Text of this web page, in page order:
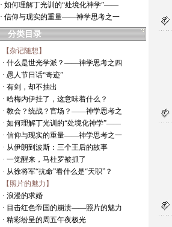
· 如何理解丁光训的“处境化神学”——
· 信仰与现实的重量——神学思考之一
分类目录
【杂记随想】
· 什么是世光学派？——神学思考之四
· 愚人节日话“奇迹”
· 有剑，却不抽出
· 哈梅内伊挂了，这意味着什么？
· 教会？统战？官场？——神学思考之
· 如何理解丁光训的“处境化神学”——
· 信仰与现实的重量——神学思考之一
· 从伊朗到波斯：三个王后的故事
· 一觉醒来，马杜罗被抓了
· 从徐将军“抗命”看什么是“天职”？
【照片的魅力】
· 浪漫的求婚
· 目击红色帝国的崩溃——照片的魅力
· 精彩纷呈的周五午夜极光